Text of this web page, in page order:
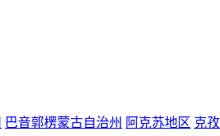
巴音郭楞蒙古自治州 阿克苏地区 克